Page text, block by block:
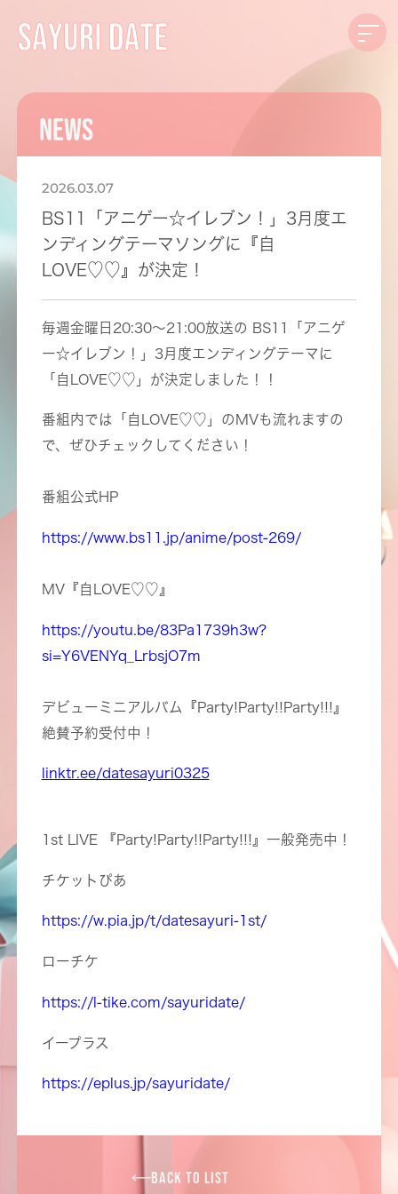
NEWS
2026.03.07
BS11「アニゲー☆イレブン！」3月度エ
ンディングテーマソングに『自
LOVE♡♡』が決定！
毎週金曜日20:30～21:00放送の BS11「アニゲ
ー☆イレブン！」3月度エンディングテーマに
「自LOVE♡♡」が決定しました！！
番組内では「自LOVE♡♡」のMVも流れますの
で、ぜひチェックしてください！
番組公式HP
https://www.bs11.jp/anime/post-269/
MV『自LOVE♡♡』
https://youtu.be/83Pa1739h3w?
si=Y6VENYq_LrbsjO7m
デビューミニアルバム『Party!Party!!Party!!!』
絶賛予約受付中！
linktr.ee/datesayuri0325
1st LIVE 『Party!Party!!Party!!!』一般発売中！
チケットぴあ
https://w.pia.jp/t/datesayuri-1st/
ローチケ
https://l-tike.com/sayuridate/
イープラス
https://eplus.jp/sayuridate/
BACK TO LIST